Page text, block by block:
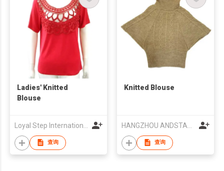
Ladies' Knitted
Blouse
查询
Knitted Blouse
查询